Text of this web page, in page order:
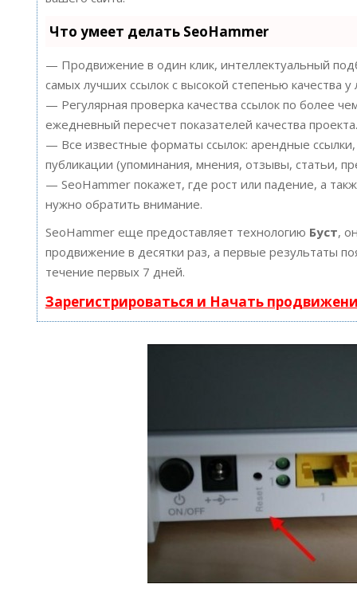
Что умеет делать SeoHammer
— Продвижение в один клик, интеллектуальный
самых лучших ссылок с высокой степенью качества
— Регулярная проверка качества ссылок по более
ежедневный пересчет показателей качества проекта.
— Все известные форматы ссылок: арендные
публикации (упоминания, мнения, отзывы, статьи,
— SeoHammer покажет, где рост или падение, а
нужно обратить внимание.
SeoHammer еще предоставляет технологию Буст,
продвижение в десятки раз, а первые результаты
течение первых 7 дней.
Зарегистрироваться и Начать